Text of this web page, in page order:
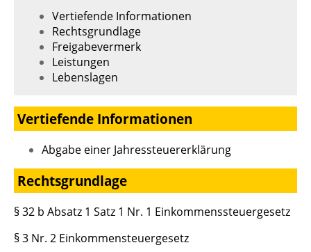
Vertiefende Informationen
Rechtsgrundlage
Freigabevermerk
Leistungen
Lebenslagen
Vertiefende Informationen
Abgabe einer Jahressteuererklärung
Rechtsgrundlage
§ 32 b Absatz 1 Satz 1 Nr. 1 Einkommenssteuergesetz
§ 3 Nr. 2 Einkommensteuergesetz